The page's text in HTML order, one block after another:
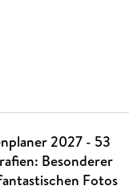
2027 - 53
Besonderer
Fotos